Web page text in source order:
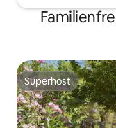
Superhost
Superhost